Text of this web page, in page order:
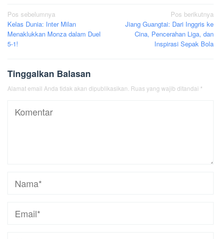
Navigasi
pos
Pos sebelumnya
Kelas Dunia: Inter Milan
Menaklukkan Monza dalam Duel
5-1!
Pos berikutnya
Jiang Guangtai: Dari Inggris ke
Cina, Pencerahan Liga, dan
Inspirasi Sepak Bola
Tinggalkan Balasan
Alamat email Anda tidak akan dipublikasikan. Ruas yang wajib ditandai *